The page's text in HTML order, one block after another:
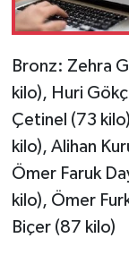
Bronz: Zehra
kilo), Huri
Çetinel (73
kilo), Alihan
Ömer Faruk
kilo), Ömer
Biçer (87 kilo)